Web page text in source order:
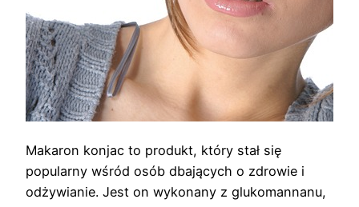
Makaron konjac to produkt, który stał się
popularny wśród osób dbających o zdrowie i
odżywianie. Jest on wykonany z glukomannanu,